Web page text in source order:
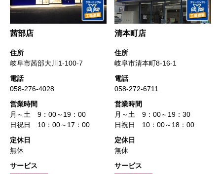
茜部店
住所
岐阜市茜部大川1-100-7
電話
058-276-4028
営業時間
月～土 9：00～19：00
日祝日 10：00～17：00
定休日
無休
サービス
清本町店
住所
岐阜市清本町8-16-1
電話
058-272-6711
営業時間
月～土 9：00～19：30
日祝日 10：00～18：00
定休日
無休
サービス